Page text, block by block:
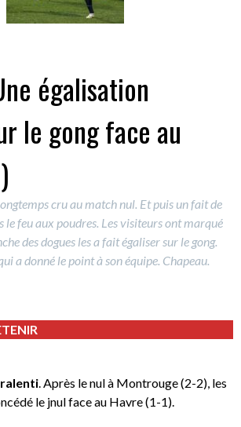
égalisation
le gong face au
cru au match nul. Et puis un fait de
le feu aux poudres. Les visiteurs ont marqué
des dogues les a fait égaliser sur le gong.
a donné le point à son équipe. Chapeau.
ralenti . Après le nul à Montrouge (2-2), les
le jnul face au Havre (1-1).